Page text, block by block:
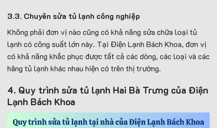
3.3. Chuyên sửa tủ lạnh công nghiệp
Không phải đơn vị nào cũng có khả năng sửa chữa loại tủ
lạnh có công suất lớn này. Tại Điện Lạnh Bách Khoa, đơn vị
có khả năng khắc phục được tất cả các dòng, các loại và các
hãng tủ lạnh khác nhau hiện có trên thị trường.
4. Quy trình sửa tủ lạnh Hai Bà Trưng của Điện
Lạnh Bách Khoa